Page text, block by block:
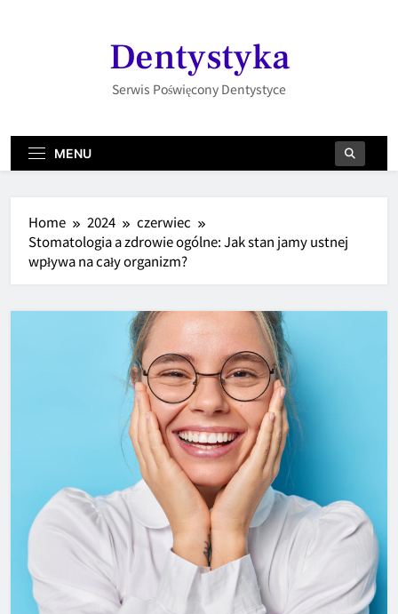
Dentystyka
Serwis Poświęcony Dentystyce
MENU
Home 2024
czerwiec
Stomatologia a zdrowie ogólne: Jak stan jamy ustnej
wpływa na cały organizm?